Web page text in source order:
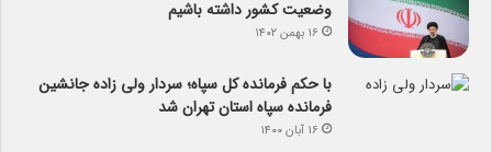
وضعیت کشور داشته باشیم
۱۶ بهمن ۱۴۰۲
با حکم فرمانده کل سپاه؛ سردار ولی زاده جانشین
فرمانده سپاه استان تهران شد
۱۶ آبان ۱۴۰۰